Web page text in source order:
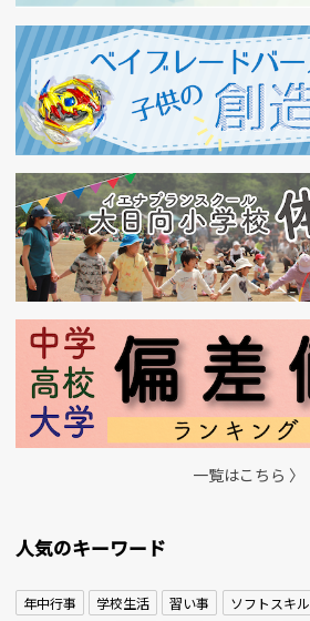
一覧はこちら 〉
人気のキーワード
年中行事 学校生活 習い事 ソフトスキル